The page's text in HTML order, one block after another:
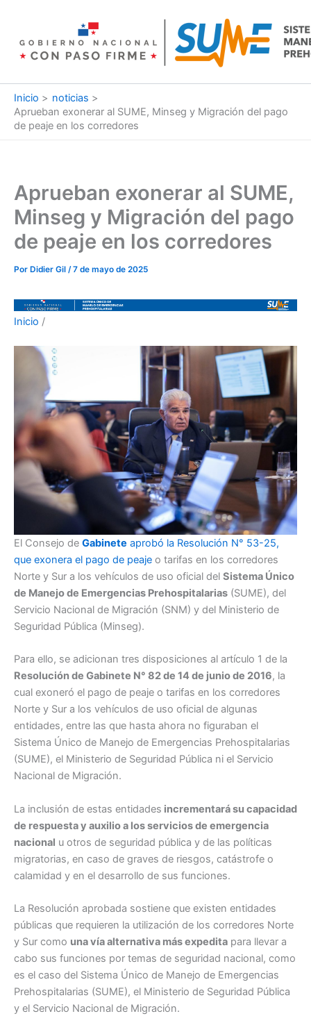
contenido
Inicio
noticias
Aprueban exonerar al SUME, Minseg y Migración del pago
de peaje en los corredores
Aprueban exonerar al SUME,
Minseg y Migración del pago
de peaje en los corredores
Por Didier Gil /7 de mayo de 2025
Inicio /
El Consejo de Gabinete aprobó la Resolución N° 53-25,
que exonera el pago de peaje o tarifas en los corredores
Norte y Sur a los vehículos de uso oficial del Sistema Único
de Manejo de Emergencias Prehospitalarias (SUME), del
Servicio Nacional de Migración (SNM) y del Ministerio de
Seguridad Pública (Minseg).
Para ello, se adicionan tres disposiciones al artículo 1 de la
Resolución de Gabinete N° 82 de 14 de junio de 2016, la
cual exoneró el pago de peaje o tarifas en los corredores
Norte y Sur a los vehículos de uso oficial de algunas
entidades, entre las que hasta ahora no figuraban el
Sistema Único de Manejo de Emergencias Prehospitalarias
(SUME), el Ministerio de Seguridad Pública ni el Servicio
Nacional de Migración.
La inclusión de estas entidades incrementará su capacidad
de respuesta y auxilio a los servicios de emergencia
nacional u otros de seguridad pública y de las políticas
migratorias, en caso de graves de riesgos, catástrofe o
calamidad y en el desarrollo de sus funciones.
La Resolución aprobada sostiene que existen entidades
públicas que requieren la utilización de los corredores Norte
y Sur como una vía alternativa más expedita para llevar a
cabo sus funciones por temas de seguridad nacional, como
es el caso del Sistema Único de Manejo de Emergencias
Prehospitalarias (SUME), el Ministerio de Seguridad Pública
y el Servicio Nacional de Migración.